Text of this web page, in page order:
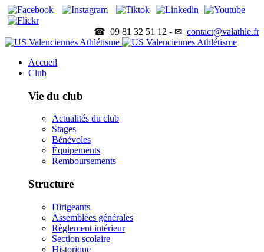
☎ 09 81 32 51 12 - ✉ contact@valathle.fr
Accueil
Club
Vie du club
Actualités du club
Stages
Bénévoles
Équipements
Remboursements
Structure
Dirigeants
Assemblées générales
Règlement intérieur
Section scolaire
Historique